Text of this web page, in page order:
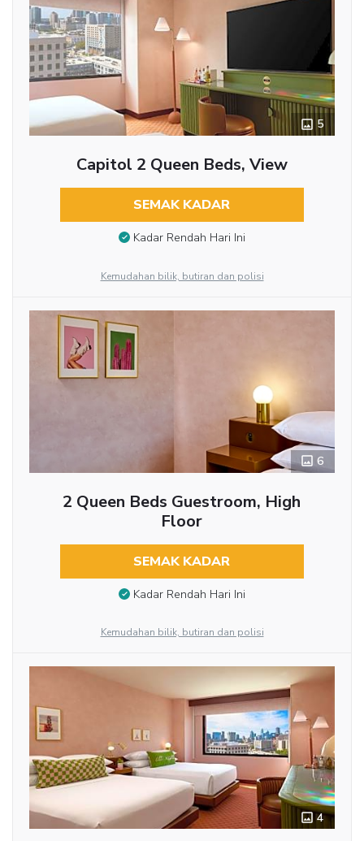
5
Capitol 2 Queen Beds, View
SEMAK KADAR
Kadar Rendah Hari Ini
Kemudahan bilik, butiran dan polisi
6
2 Queen Beds Guestroom, High
Floor
SEMAK KADAR
Kadar Rendah Hari Ini
Kemudahan bilik, butiran dan polisi
4